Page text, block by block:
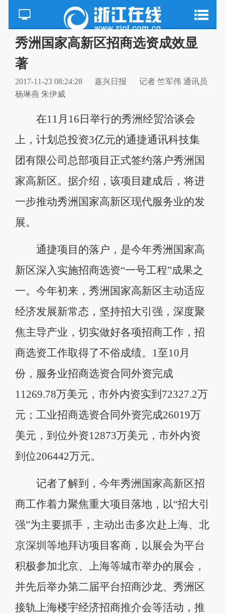
秀洲国家高新区招商选资成效显
著
2017-11-23 08:24:28 嘉兴日报
记者 竺军伟 通讯员
杨琳燕 朱伊威
在11月16日举行的秀洲经贸洽谈会
上，计划总投资3亿元的通捷通讯科技集
团有限公司总部项目正式签约落户秀洲国
家高新区。据介绍，该项目建成后，将进
一步推动秀洲国家高新区现代服务业的发
展。
通捷项目的落户，是今年秀洲国家高
新区深入实施招商选资“一号工程”成果之
一。今年初来，秀洲国家高新区主动适应
经济发展新常态，坚持招大引强，深度聚
焦主导产业，切实做好各项招商工作，招
商选资工作取得了不俗成绩。1至10月
份，服务业招商选资合同外资完成
11269.78万美元，市外内资实到72327.2万
元；工业招商选资合同外资完成26019万
美元，到位外资12873万美元，市外内资
到位206442万元。
记者了解到，今年秀洲国家高新区招
商工作着力聚焦重大项目落地，以“招大引
强”为主要抓手，主动出击多次赴上海、北
京深圳等地拜访项目客商，以展会为平台
积极参加北京、上海等城市举办的展会，
并先后举办第二届平台招商沙龙、秀洲区
接轨上海楼宇经济招商推介会等活动，推